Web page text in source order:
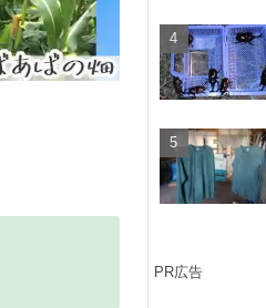
PR広告